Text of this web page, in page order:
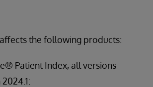
the following products:
Patient Index, all versions